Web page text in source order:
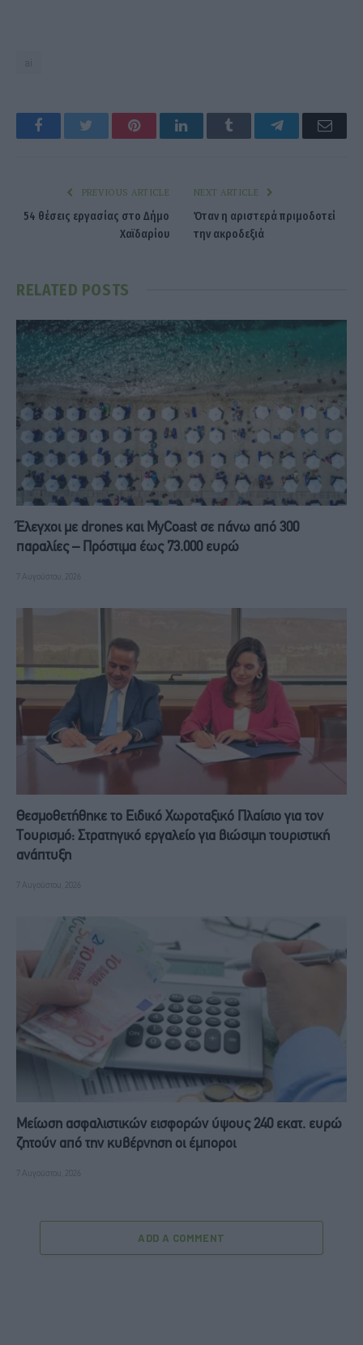
Facebook Twitter PinterestLinkedIn Tumblr Telegram
PREVIOUS ARTICLE
54 θέσεις εργασίας στο Δήμο
Χαϊδαρίου
NEXT ARTICLE
Όταν η αριστερά πριμοδοτεί
την ακροδεξιά
RELATED POSTS
Έλεγχοι με drones και MyCoast σε πάνω από 300
παραλίες – Πρόστιμα έως 73.000 ευρώ
7 Αυγούστου, 2026
Θεσμοθετήθηκε το Ειδικό Χωροταξικό Πλαίσιο για τον
Τουρισμό: Στρατηγικό εργαλείο για βιώσιμη τουριστική
ανάπτυξη
7 Αυγούστου, 2026
Μείωση ασφαλιστικών εισφορών ύψους 240 εκατ. ευρώ
ζητούν από την κυβέρνηση οι έμποροι
7 Αυγούστου, 2026
ADD A COMMENT